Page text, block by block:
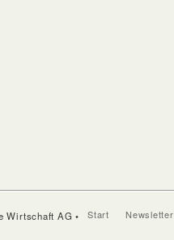
Wirtschaft AG • Start Newsletter